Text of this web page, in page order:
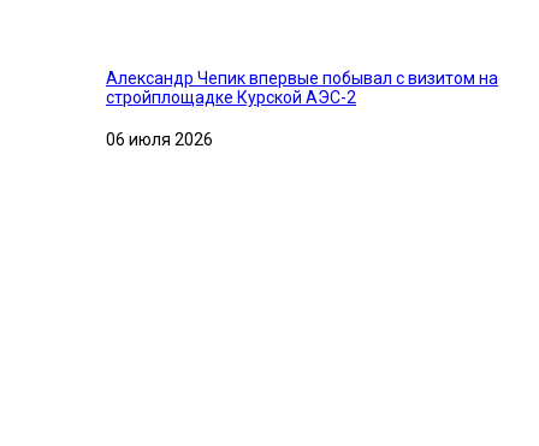
Александр Чепик впервые побывал с визитом на
стройплощадке Курской АЭС-2
06 июля 2026